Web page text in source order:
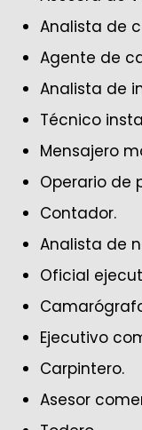
Analista de
Agente de
Analista de
Técnico
Mensajero
Operario de
Contador.
Analista de
Oficial
Ejecutivo
Carpintero.
Asesor